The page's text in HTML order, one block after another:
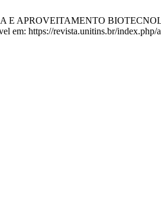
E APROVEITAMENTO
em: https://revista.unitins.br/